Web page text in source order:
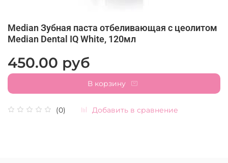
Median Зубная паста отбеливающая с цеолитом
Median Dental IQ White, 120мл
(0) Добавить в сравнение
450.00 руб
В корзину